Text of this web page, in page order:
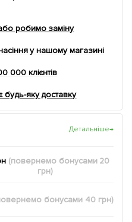
робимо заміну
у нашому магазині
000 клієнтів
яку доставку
Детальніше→
(повернемобонусами 20
грн)
бонусами 40 грн)